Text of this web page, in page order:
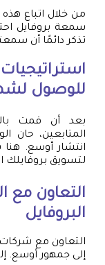
من خلال اتباع
سمعة بروفايل
تذكر دائمًا أن
للوصول
بعد أن قمت
المتابعين،
انتشار أوسع. هنا
لتسويق بروفايلك
التعاون مع
البروفايل
التعاون مع
إلى جمهور أوسع.